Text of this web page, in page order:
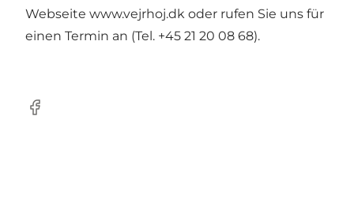
Webseite www.vejrhoj.dk oder rufen Sie uns für
einen Termin an (Tel. +45 21 20 08 68).
Facebook